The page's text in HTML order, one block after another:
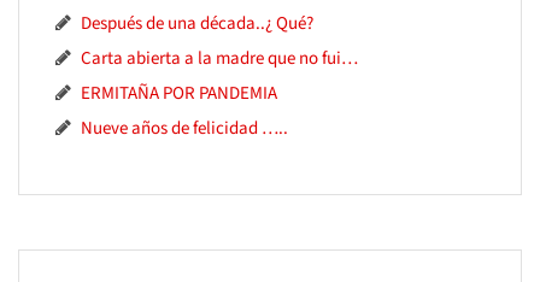
Después de una década..¿ Qué?
Carta abierta a la madre que no fui…
ERMITAÑA POR PANDEMIA
Nueve años de felicidad …..